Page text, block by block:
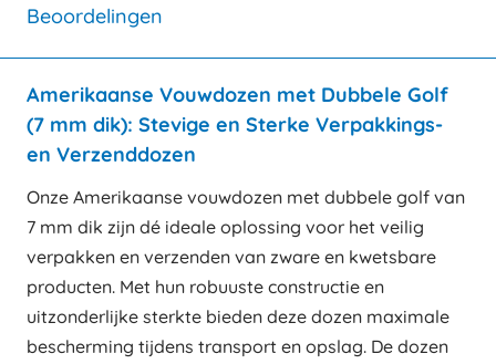
Beoordelingen
Amerikaanse Vouwdozen met Dubbele Golf
(7 mm dik): Stevige en Sterke Verpakkings-
en Verzenddozen
Onze Amerikaanse vouwdozen met dubbele golf van
7 mm dik zijn dé ideale oplossing voor het veilig
verpakken en verzenden van zware en kwetsbare
producten. Met hun robuuste constructie en
uitzonderlijke sterkte bieden deze dozen maximale
bescherming tijdens transport en opslag. De dozen